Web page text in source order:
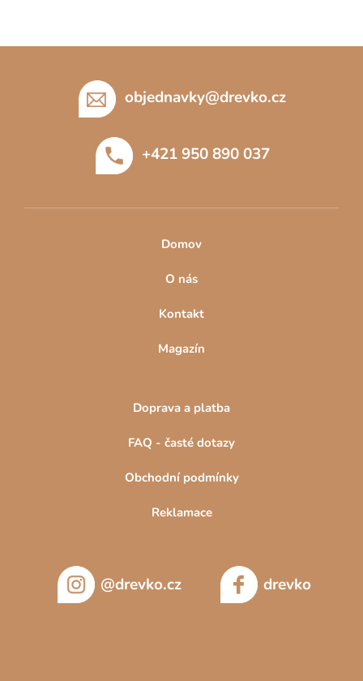
objednavky@drevko.cz
+421 950 890 037
Domov
O nás
Kontakt
Magazín
Doprava a platba
FAQ - časté dotazy
Obchodní podmínky
Reklamace
@drevko.cz drevko